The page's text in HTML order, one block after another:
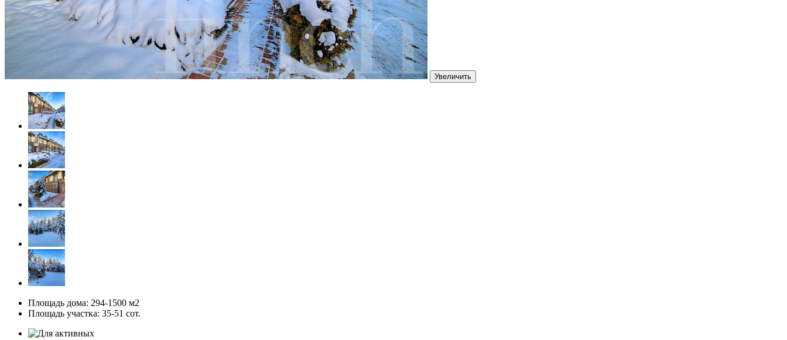
Увеличить
Площадь дома: 294-1500 м2
Площадь участка: 35-51 сот.